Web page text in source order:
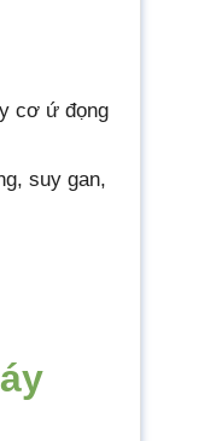
cơ ứ đọng
suy gan,